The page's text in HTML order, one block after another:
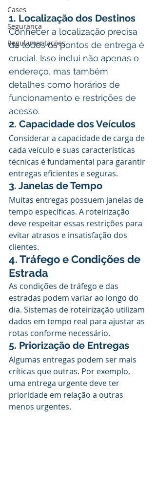
Cases
Segurança
Regulamentações
1. Localização dos Destinos
Conhecer a localização precisa
de todos os pontos de entrega é
crucial. Isso inclui não apenas o
endereço, mas também
detalhes como horários de
funcionamento e restrições de
acesso.
2. Capacidade dos Veículos
Considerar a capacidade de carga de
cada veículo e suas características
técnicas é fundamental para garantir
entregas eficientes e seguras.
3. Janelas de Tempo
Muitas entregas possuem janelas de
tempo específicas. A roteirização
deve respeitar essas restrições para
evitar atrasos e insatisfação dos
clientes.
4. Tráfego e Condições de
Estrada
As condições de tráfego e das
estradas podem variar ao longo do
dia. Sistemas de roteirização utilizam
dados em tempo real para ajustar as
rotas conforme necessário.
5. Priorização de Entregas
Algumas entregas podem ser mais
críticas que outras. Por exemplo,
uma entrega urgente deve ter
prioridade em relação a outras
menos urgentes.